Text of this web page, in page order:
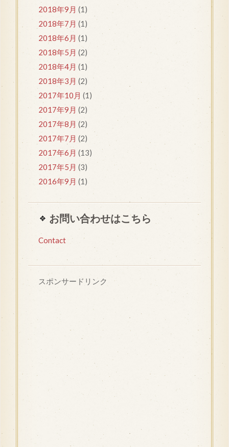
2018年9月 (1)
2018年7月 (1)
2018年6月 (1)
2018年5月 (2)
2018年4月 (1)
2018年3月 (2)
2017年10月 (1)
2017年9月 (2)
2017年8月 (2)
2017年7月 (2)
2017年6月 (13)
2017年5月 (3)
2016年9月 (1)
お問い合わせはこちら
Contact
スポンサードリンク